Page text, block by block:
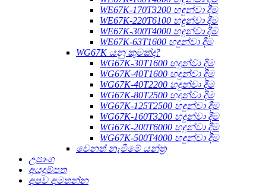
WE67K-170T3200 හඳුන්වා දීම
WE67K-220T6100 හඳුන්වා දීම
WE67K-300T4000 හඳුන්වා දීම
WE67K-63T1600 හඳුන්වා දීම
WG67K යනු කුමක්ද?
WG67K-30T1600 හඳුන්වා දීම
WG67K-40T1600 හඳුන්වා දීම
WG67K-40T2200 හඳුන්වා දීම
WG67K-80T2500 හඳුන්වා දීම
WG67K-125T2500 හඳුන්වා දීම
WG67K-160T3200 හඳුන්වා දීම
WG67K-200T6000 හඳුන්වා දීම
WG67K-500T4000 හඳුන්වා දීම
වෙනත් නැමීමේ යන්ත්‍ර
උපාංග
අයදුම්පත
අපව අමතන්න